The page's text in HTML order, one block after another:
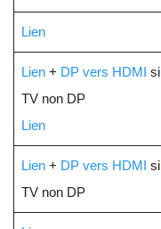
Lien
Lien+ DP vers HDMI si
TV non DP
Lien
Lien+ DP vers HDMI si
TV non DP